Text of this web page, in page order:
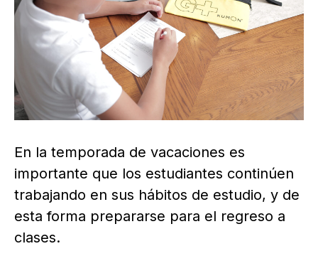
En la temporada de vacaciones es
importante que los estudiantes continúen
trabajando en sus hábitos de estudio, y de
esta forma prepararse para el regreso a
clases.